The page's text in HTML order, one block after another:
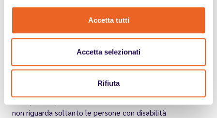
Accetta tutti
Accetta selezionati
Rifiuta
dall’Unione europea.
progettazione inclusiva di prodotti e servizi;
adeguamento degli ambienti di lavoro;
accessibilità digitale;
formazione interna sul tema della disabilità.
Un aspetto spesso sottovalutato è chel’accessibilità
non riguarda soltanto le persone con disabilità